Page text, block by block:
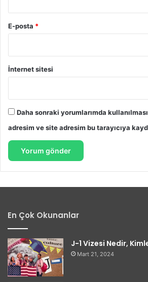
E-posta *
İnternet sitesi
Daha sonraki yorumlarımda
adresim ve site adresim bu tarayıcıya
En Çok Okunanlar
J-1 Vizesi Nedir,
Mart 21, 2024